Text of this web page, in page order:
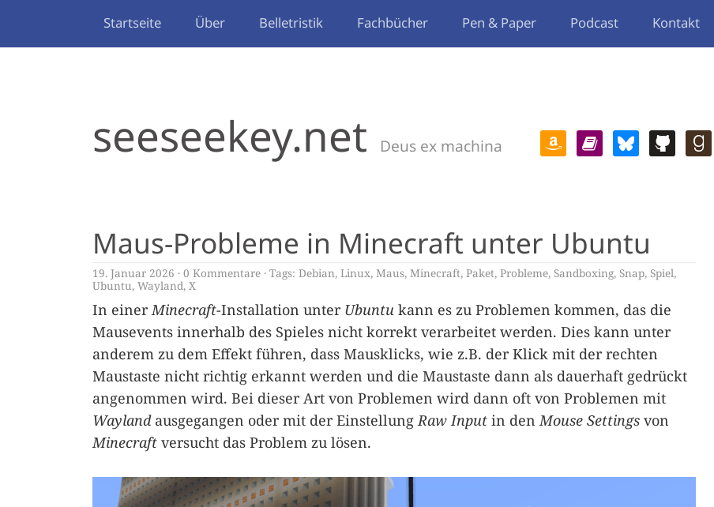
Startseite Über Belletristik Fachbücher Pen & Paper Podcast Kontakt
seeseekey.net Deus ex machina
Maus-Probleme in Minecraft unter Ubuntu
19. Januar 2026 0 Kommentare Tags: Debian, Linux, Maus, Minecraft, Paket, Probleme, Sandboxing, Snap, Spiel,
Ubuntu, Wayland, X
In einerMinecraft-Installation unter Ubuntu kann es zu Problemen kommen, das die
Mausevents innerhalb des Spieles nicht korrekt verarbeitet werden. Dies kann unter
anderem zu dem Effekt führen, dass Mausklicks, wie z.B. der Klick mit der rechten
Maustaste nicht richtig erkannt werden und die Maustaste dann als dauerhaft gedrückt
angenommen wird. Bei dieser Art von Problemen wird dann oft von Problemen mit
Waylandausgegangen oder mit der EinstellungRaw Input in denMouse Settings von
Minecraft versucht das Problem zu lösen.